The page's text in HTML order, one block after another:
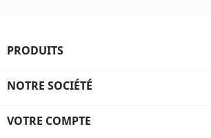
PRODUITS
NOTRE SOCIÉTÉ
VOTRE COMPTE